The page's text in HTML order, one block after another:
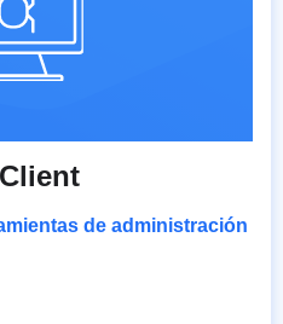
de administración